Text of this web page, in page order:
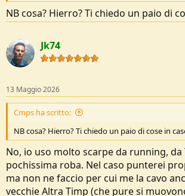
NB cosa? Hierro? Ti chiedo un paio di
Jk74
13 Maggio 2026
Cmps ha scritto:
NB cosa? Hierro? Ti chiedo un paio di cose in
No, io uso molto scarpe da running, da
pochissima roba. Nel caso punterei
ma non ne faccio per cui me la cavo
vecchie Altra Timp (che pure si